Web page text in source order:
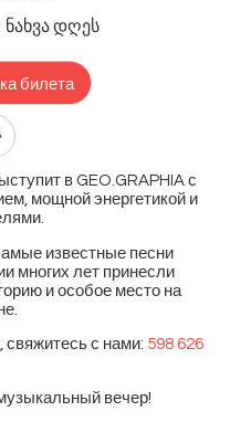
ნახვა დღეს
билета
в GEO.GRAPHIA с
мощной энергетикой и
известные песни
многих лет принесли
и особое место на
свяжитесь с нами: 598 626
вечер!